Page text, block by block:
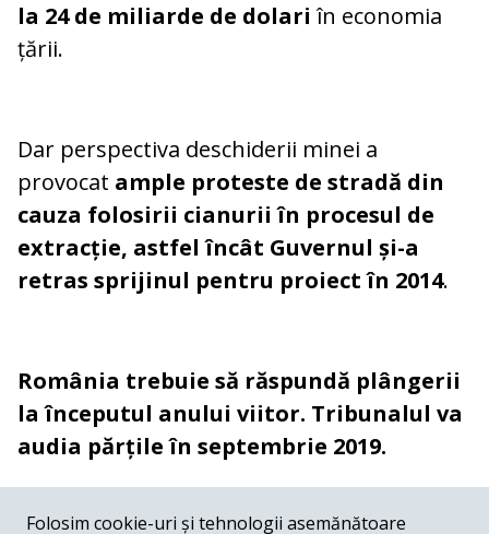
la 24 de miliarde de dolari în economia
țării.
Dar perspectiva deschiderii minei a
provocat ample proteste de stradă din
cauza folosirii cianurii în procesul de
extracție, astfel încât Guvernul și-a
retras sprijinul pentru proiect în 2014.
România trebuie să răspundă plângerii
la începutul anului viitor. Tribunalul va
audia părțile în septembrie 2019.
COMENTARII
Folosim cookie-uri și tehnologii asemănătoare